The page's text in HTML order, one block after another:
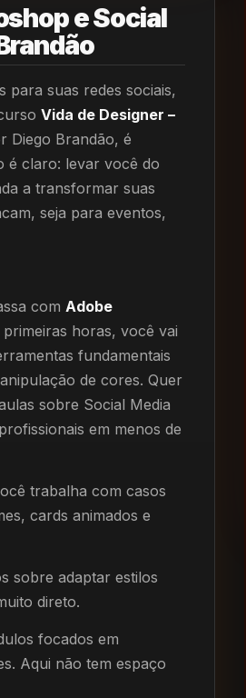
e Social
para suas redes sociais,
Vida de Designer –
Diego Brandão, é
é claro: levar você do
a transformar suas
seja para eventos,
com Adobe
horas, você vai
fundamentais
de cores. Quer
sobre Social Media
em menos de
trabalha com casos
cards animados e
sobre adaptar estilos
direto.
focados em
Aqui não tem espaço